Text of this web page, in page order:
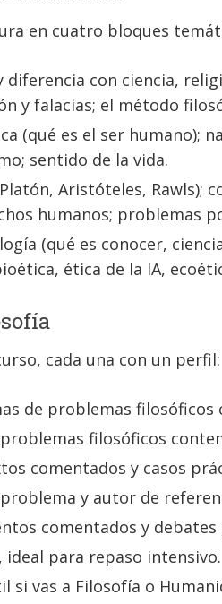
en cuatro bloques
con ciencia,
y falacias; el método
(qué es el ser humano);
sentido de la vida.
Aristóteles, Rawls);
humanos; problemas
(qué es conocer,
ética de la IA,
cada una con un perfil:
de problemas filosóficos
filosóficos
comentados y casos
y autor de
comentados y debates
para repaso intensivo.
vas a Filosofía o